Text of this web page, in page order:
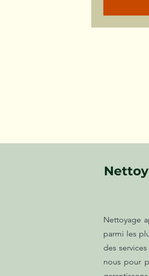
Nettoyage
parmi les
des
nous pour